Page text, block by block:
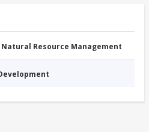
Natural Resource Management